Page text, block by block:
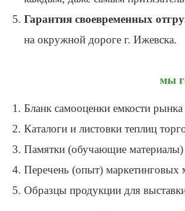
Гарантия своевременных
на окружной дороге г. Ижевска.
мы
Бланк самооценки емкости
Каталоги и листовки теплиц
Памятки (обучающие материалы)
Перечень (опыт)
Образцы продукции для